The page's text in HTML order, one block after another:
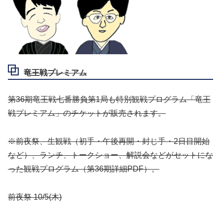
竜王戦プレミアム
第36期竜王戦七番勝負第1局も特別観戦プログラム「竜王
戦プレミアム」のチケットが販売されます。
※前夜祭、生観戦（初手・午後再開・封じ手・2日目開始
など）、ランチ、トークショー、解説会などがセットにな
った観戦プログラム（第36期詳細PDF）。
前夜祭 10/5(木)